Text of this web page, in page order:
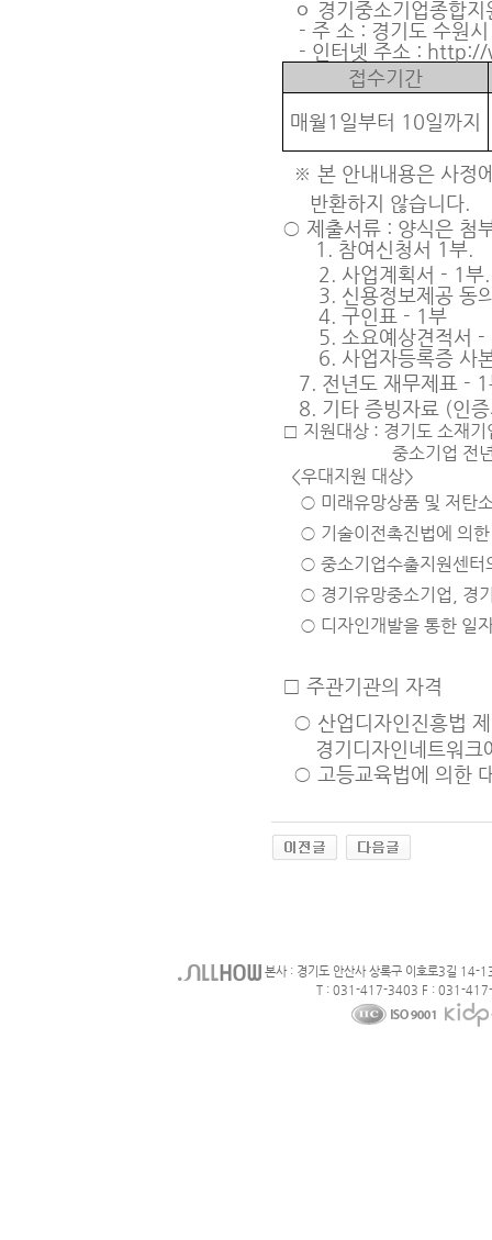
ㅇ 경기중소기업종합지
- 주 소 : 경기도 수원
- 인터넷 주소 :
접수기간
매월1일부터 10일까지
※ 본 안내내용은 사정
반환하지 않습니다.
○ 제출서류 : 양식은 첨
1. 참여신청서 1부.
2. 사업계획서 - 1부.
3. 신용정보제공 동
4. 구인표 - 1부
5. 소요예상견적서 -
6. 사업자등록증 사
7 . 전년도 재무제표 -
8 . 기타 증빙자료 (인
□ 지원대상 : 경기도소재기
중소기업 전
<우대지원 대상>
○ 미래유망상품 및 저탄
○ 기술이전촉진법에 의
○ 중소기업수출지원센
○ 경기유망중소기업, 경
○ 디자인개발을 통한 일
□ 주관기관의 자격
○ 산업디자인진흥법
경기디자인네트워크
○ 고등교육법에 의한
본사 : 경기도 안산사 상록구 이호로3길 14-
T : 031-417-3403 F : 031-